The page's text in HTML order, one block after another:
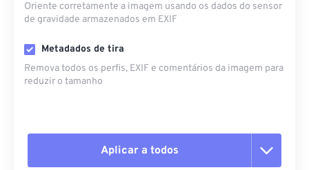
Oriente corretamente a imagem usando os dados do sensor
de gravidade armazenados em EXIF
Metadados de tira
Remova todos os perfis, EXIF ​​e comentários da imagem para
reduzir o tamanho
Aplicar a todos